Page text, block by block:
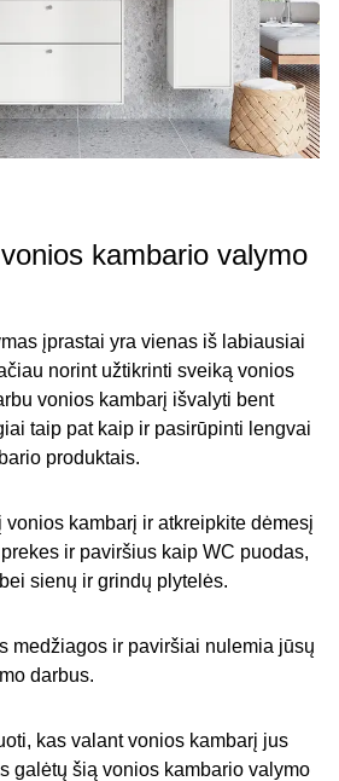
kambario valymo
įprastai yra vienas iš labiausiai
norint užtikrinti sveiką vonios
vonios kambarį išvalyti bent
taip pat kaip ir pasirūpinti lengvai
produktais.
vonios kambarį ir atkreipkite dėmesį
ir paviršius kaip WC puodas,
sienų ir grindų plytelės.
medžiagos ir paviršiai nulemia jūsų
darbus.
kas valant vonios kambarį jus
galėtų šią vonios kambario valymo